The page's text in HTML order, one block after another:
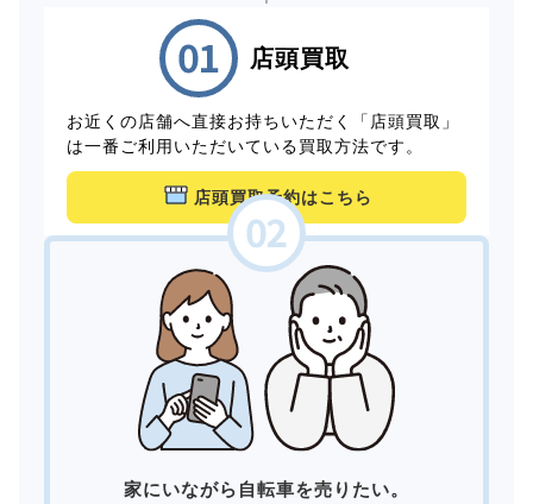
店頭買取
お近くの店舗へ直接お持ちいただく「店頭買取」
は一番ご利用いただいている買取方法です。
店頭買取予約はこちら
家にいながら自転車を売りたい。